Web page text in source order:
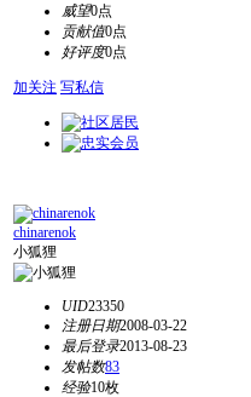
威望0点
贡献值0点
好评度0点
加关注 写私信
chinarenok
小狐狸
UID23350
注册日期2008-03-22
最后登录2013-08-23
发帖数83
经验10枚